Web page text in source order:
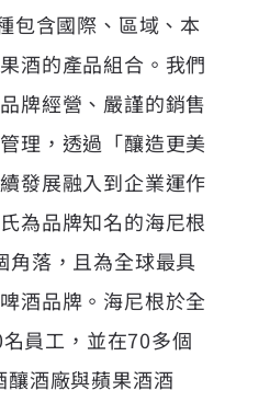
包含國際、區域、本
酒的產品組合。我們
牌經營、嚴謹的銷售
理，透過「釀造更美
發展融入到企業運作
為品牌知名的海尼根
角落，且為全球最具
酒品牌。海尼根於全
員工，並在70多個
酒廠與蘋果酒酒